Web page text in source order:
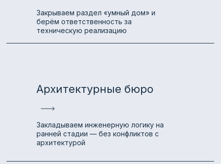
Архитектурные бюро
Закладываем инженерную логику на
ранней стадии — без конфликтов с
архитектурой
Закрываем раздел «умный дом» и
берём ответственность за
техническую реализацию